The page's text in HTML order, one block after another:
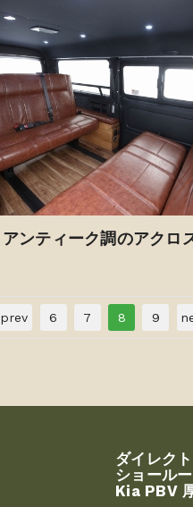
アンティーク調のアクロ
prev 6 7 8 9
ダイレク
ショール
Kia PBV